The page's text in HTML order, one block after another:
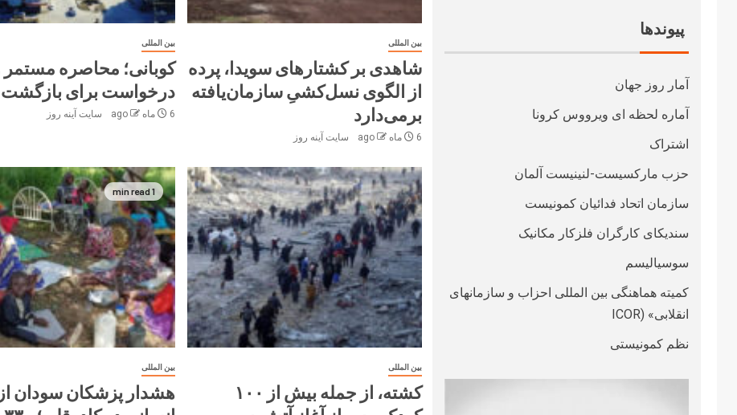
بین المللی
شاهدی بر کشتارهای سویدا، پرده
از الگوی نسل‌کشیِ سازمان‌یافته
برمی‌دارد
6 ماه ago سایت آینه‌ روز
بین المللی
کوبانی؛ محاصره مستمر
درخواست‌ برای
6 ماه ago سایت آینه‌ روز
بین المللی
کشته، از جمله بیش از ۱۰۰
1 min read
بین المللی
هشدار پزشکان سودان
پیوندها
آمار روز جهان
آماره لحظه ای ویرووس کرونا
اشتراک
حزب مارکسیست-لنینیست آلمان
سازمان اتحاد فدائیان کمونیست
سندیکای کارگران فلزکار مکانیک
سوسیالیسم
کمیته هماهنگی بین المللی احزاب و سازمانهای
انقلابی» (ICOR
نظم کمونیستی